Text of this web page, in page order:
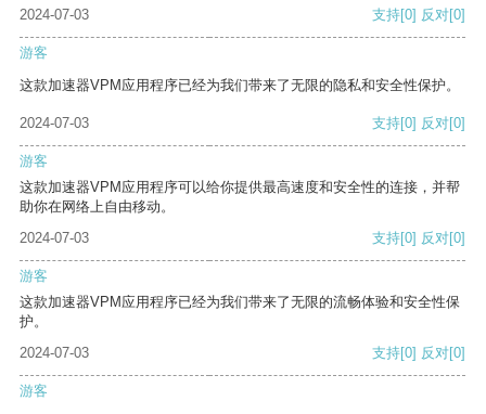
2024-07-03 支持[0] 反对[0]
游客
这款加速器VPM应用程序已经为我们带来了无限的隐私和安全性保护。
2024-07-03 支持[0] 反对[0]
游客
这款加速器VPM应用程序可以给你提供最高速度和安全性的连接，并帮
助你在网络上自由移动。
2024-07-03
支持[0] 反对[0]
游客
这款加速器VPM应用程序已经为我们带来了无限的流畅体验和安全性保
护。
2024-07-03
支持[0] 反对[0]
游客